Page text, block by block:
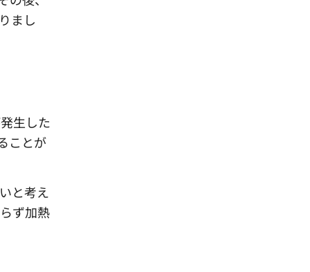
まし
生した
ことが
と考え
ず加熱